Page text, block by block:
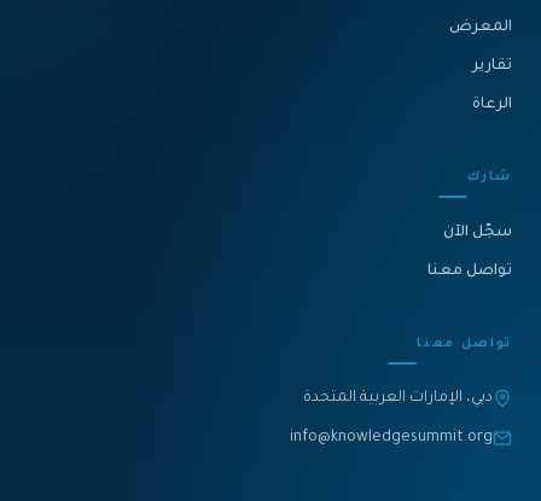
المعرض
تقارير
الرعاة
شارك
سجّل الآن
تواصل معنا
تواصل معنا
دبي، الإمارات العربية المتحدة
info@knowledgesummit.org